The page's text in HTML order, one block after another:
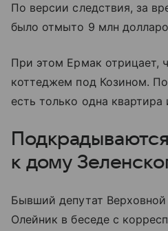
По версии следствия, за
было отмыто 9 млн
При этом Ермак отрицает,
коттеджем под Козином.
есть только одна
к дому
Бывший депутат
Олейник в беседе с